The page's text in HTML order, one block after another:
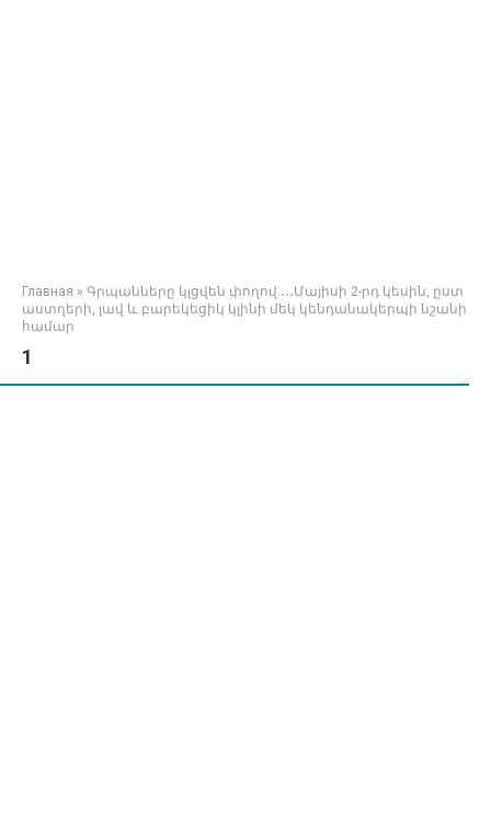
Главная » Գրպանները կլցվեն փողով.․․․Մայիսի 2-րդ կեսին, ըստ
աստղերի, լավ և բարեկեցիկ կլինի մեկ կենդանակերպի նշանի
համար
1